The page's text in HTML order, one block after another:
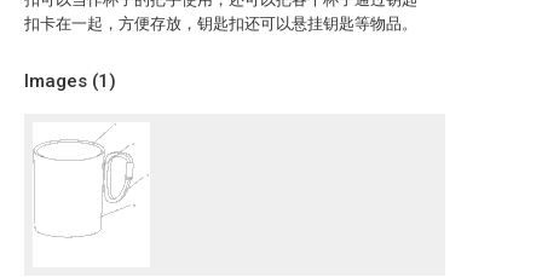
扣卡在一起，方便存放，钥匙扣还可以悬挂钥匙等物品。
Images (1)